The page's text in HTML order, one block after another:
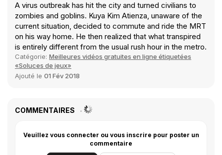
A virus outbreak has hit the city and turned civilians to
zombies and goblins. Kuya Kim Atienza, unaware of the
current situation, decided to commute and ride the MRT
on his way home. He then realized that what transpired
is entirely different from the usual rush hour in the metro.
Catégorie: Meilleures vidéos gratuites en ligne étiquetées
«Soluces de jeux»
Ajouté le 01 Fév 2018
COMMENTAIRES
Veuillez vous connecter ou vous inscrire pour poster un
commentaire